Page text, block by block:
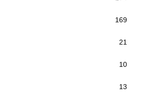
169
21
10
13